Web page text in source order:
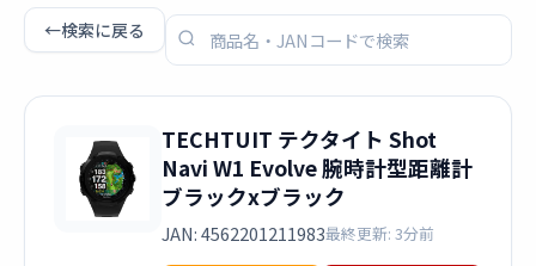
←検索に戻る
TECHTUIT テクタイト Shot
Navi W1 Evolve 腕時計型距離計
ブラックxブラック
JAN: 4562201211983最終更新: 3分前